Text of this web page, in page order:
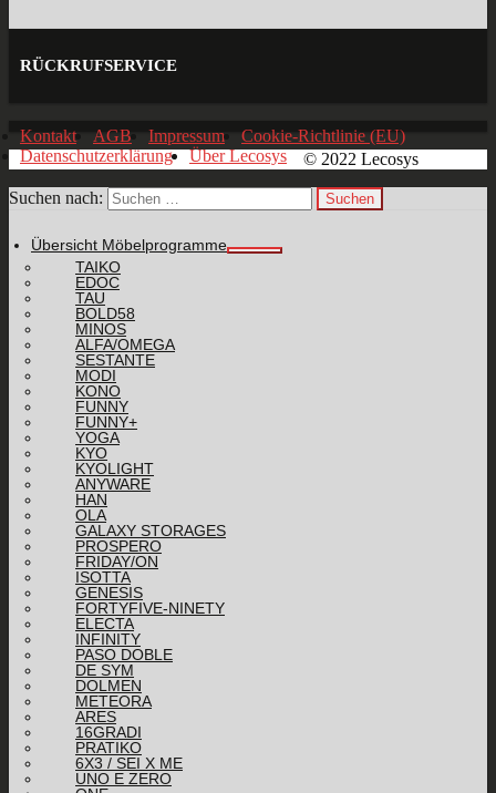
RÜCKRUFSERVICE
Kontakt AGB Impressum
Cookie-Richtlinie (EU)
Datenschutzerklärung
Über Lecosys © 2022 Lecosys
Suchen nach:
Übersicht Möbelprogramme
TAIKO
EDOC
TAU
BOLD58
MINOS
ALFA/OMEGA
SESTANTE
MODI
KONO
FUNNY
FUNNY+
YOGA
KYO
KYOLIGHT
ANYWARE
HAN
OLA
GALAXY STORAGES
PROSPERO
FRIDAY/ON
ISOTTA
GENESIS
FORTYFIVE-NINETY
ELECTA
INFINITY
PASO DOBLE
DE SYM
DOLMEN
METEORA
ARES
16GRADI
PRATIKO
6X3 / SEI X ME
UNO E ZERO